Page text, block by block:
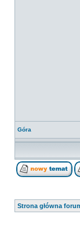
Góra
Strona główna